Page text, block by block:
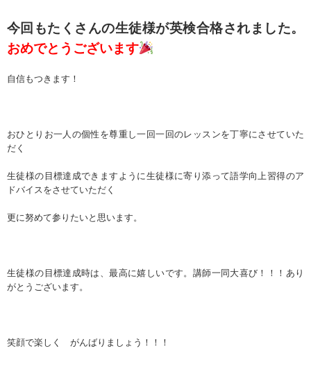
今回もたくさんの生徒様が英検合格されました。
おめでとうございます
自信もつきます！
おひとりお一人の個性を尊重し一回一回のレッスンを丁寧にさせていた
だく
生徒様の目標達成できますように生徒様に寄り添って語学向上習得のア
ドバイスをさせていただく
更に努めて参りたいと思います。
生徒様の目標達成時は、最高に嬉しいです。講師一同大喜び！！！あり
がとうございます。
笑顔で楽しく がんばりましょう！！！